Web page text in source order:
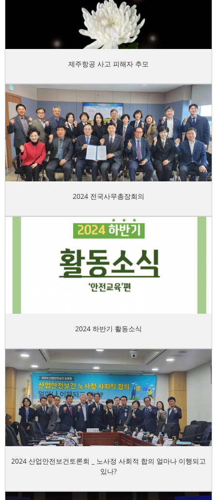
제주항공 사고 피해자 추모
2024 전국사무총장회의
2024 하반기 활동소식
2024 산업안전보건토론회 _ 노사정 사회적 합의 얼마나 이행되고
있나?